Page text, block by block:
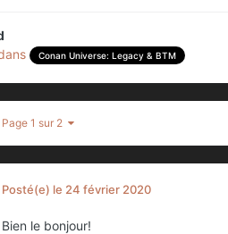
Conan Universe: Legacy & BTM
Page 1 sur 2
Posté(e) le 24 février 2020
Bien le bonjour!